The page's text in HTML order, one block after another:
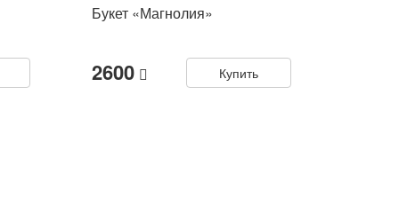
Букет «Магнолия»
2600 Купить